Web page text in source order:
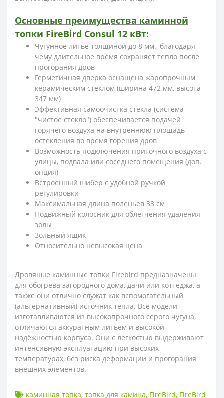
Основные преимущества каминной
топки FireBird Consul 12 кВт:
Чугунное литье толщиной до 8 мм., благодаря
чему длительное время сохраняет тепло после
прогорания дров
Герметичная дверка оснащена жаропрочным
керамическим стеклом (ширина 472 мм, высота
347 мм)
Эффективная самоочистка стекла (система
"чистое стекло") обеспечивается подачей
горячего воздуха на внутреннюю площадь
остекления во время горения дров
Возможность подключения приточного воздуха с
улицы, подвала или соседнего помещения (доп.
опция)
Встроенный шибер с удобной ручкой
регулировки
Максимальная длина поленьев 33 см
Подвижный колосник для облегчения удаления
золы
Зольный ящик
Относительно невысокая цена
Дровяные каминные топки Firebird предназначены
для обогрева загородного дома, дачи или коттеджа, а
также они отлично служат как вспомогательный
(альтернативный) источник тепла. Все модели
изготавливаются из высокопрочного серого чугуна,
отличаются аккуратным литьём и высокой
надёжностью корпуса. Они с легкостью выдерживают
интенсивную эксплуатацию при высоких
температурах, без риска деформации и прогорания
внешних элементов.
каминная топка, топка для камина, FireBird, FireBird